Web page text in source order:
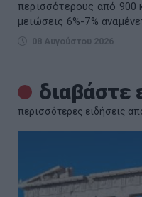
περισσότερους από 900
μειώσεις 6%-7%
08 Αυγούστου 2026
διαβάστε
περισσότερες ειδήσεις